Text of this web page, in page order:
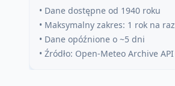
• Dane dostępne od 1940 roku
• Maksymalny zakres: 1 rok na raz
• Dane opóźnione o ~5 dni
• Źródło: Open-Meteo Archive API